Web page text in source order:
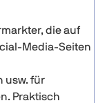
die auf
Media-Seiten
usw. für
Praktisch